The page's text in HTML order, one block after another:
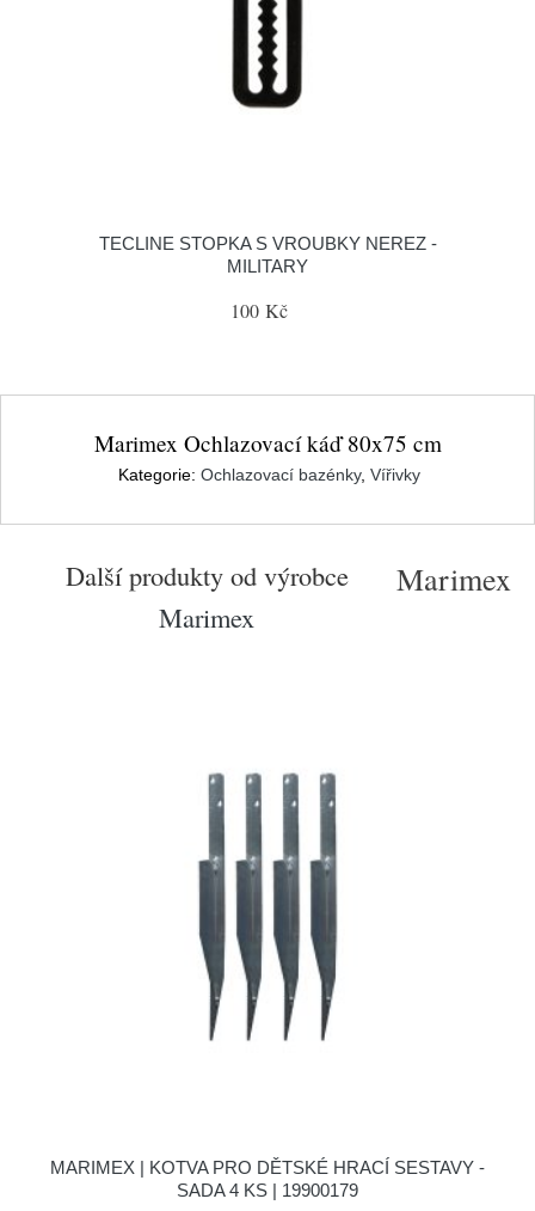
TECLINE STOPKA S VROUBKY NEREZ -
MILITARY
100 Kč
Marimex Ochlazovací káď 80x75 cm
Kategorie: Ochlazovací bazénky, Vířivky
Další produkty od výrobce
Marimex
Marimex
MARIMEX | KOTVA PRO DĚTSKÉ HRACÍ SESTAVY -
SADA 4 KS | 19900179